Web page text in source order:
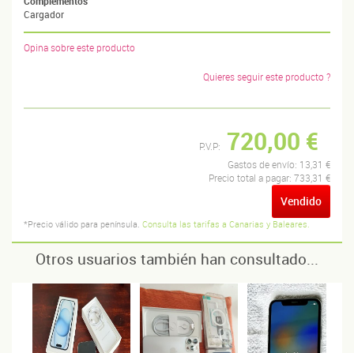
Cargador
Opina sobre este producto
Quieres seguir este producto ?
P.V.P: 720,00 €
Gastos de envío: 13,31 €
Precio total a pagar: 733,31 €
Vendido
*Precio válido para península. Consulta las tarifas a Canarias y Baleares.
Otros usuarios también han consultado...